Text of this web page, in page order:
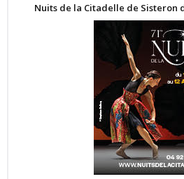
Nuits de la Citadelle de Sisteron